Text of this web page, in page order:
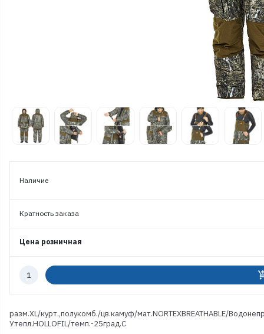
Наличие
Кратность заказа
Цена розничная
Количество
разм.XL/курт.,полукомб./цв.камуф/мат.NORTEXBREATHABLE/
Утепл.HOLLOFIL/темп.-25град.С